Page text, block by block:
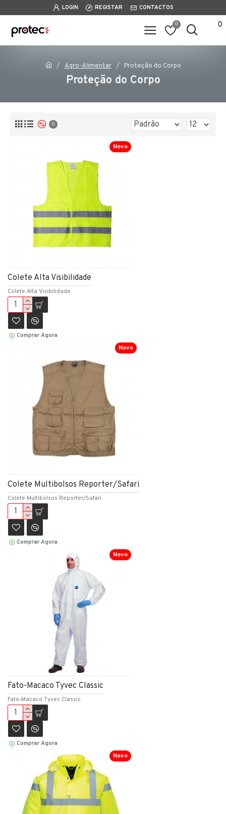
LOGIN REGISTAR CONTACTOS
0 0
Agro-Alimentar Proteção do Corpo
Proteção do Corpo
0
Novo
Colete Alta Visibilidade
Colete Alta Visibilidade
Comprar Agora
Novo
Colete Multibolsos Reporter/Safari
Colete Multibolsos Reporter/Safari
Comprar Agora
Novo
Fato-Macaco Tyvec Classic
Fato-Macaco Tyvec Classic
Comprar Agora
Novo